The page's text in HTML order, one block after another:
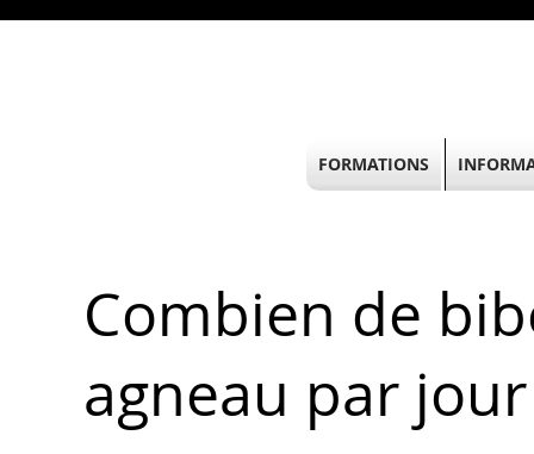
Combien de
agneau par
FORMATIONS